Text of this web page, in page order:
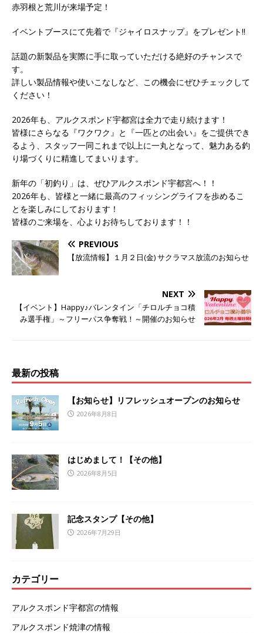
赤羽根と荒川が来場予定！
イベントブースにて先着で『ジャイロスナップ』をプレゼント!!
話題の新製品を実際に手に取っていただける絶好のチャンスで
す。
詳しい製品情報や使いこなしなど、この機会にぜひチェックして
ください！
2026年も、アルクスポンド宇都宮は全力で走り続けます！
皆様にさらなる『ワクワク』と『一匹との出会い』をご提供でき
るよう、スタッフ一同これまで以上に一丸となって、魅力ある釣
り場づくりに精進してまいります。
新年の「初釣り」は、ぜひアルクスポンド宇都宮へ！！
2026年も、皆様と一緒に最高のフィッシングライフを歩めるこ
とを楽しみにしております！
皆様のご来場を、心よりお待ちしております！！
PREVIOUS
【放流情報】１月２日(金) サクラマス放流のお知らせ
NEXT
【イベント】Happy♪バレンタイン「チロルチョコ積
み選手権」～フリーパス争奪戦！～開催のお知らせ
最新の投稿
【お知らせ】リフレッシュオープンのお知らせ
2026年8月8日
はじめまして！【その他】
2026年8月5日
記念スタンプ【その他】
2026年7月29日
カテゴリー
アルクスポンド宇都宮の情報
アルクスポンド焼津の情報